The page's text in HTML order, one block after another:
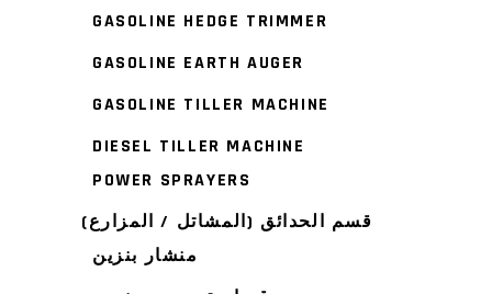
GASOLINE HEDGE TRIMMER
GASOLINE EARTH AUGER
GASOLINE TILLER MACHINE
DIESEL TILLER MACHINE
POWER SPRAYERS
قسم الحدائق (المشاتل / المزارع)
منشار بنزين